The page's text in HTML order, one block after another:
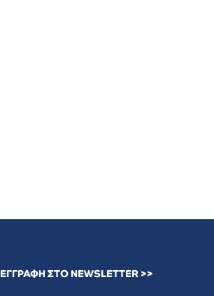
ΕΓΓΡΑΦΗ ΣΤΟ NEWSLETTER >>